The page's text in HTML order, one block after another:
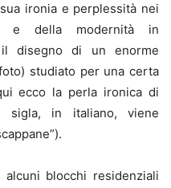
ironia e perplessità nei
e della modernità in
disegno di un enorme
studiato per una certa
ecco la perla ironica di
sigla, in italiano, viene
blocchi residenziali